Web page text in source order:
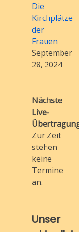
Die
Kirchplätze
der
Frauen
September
28, 2024
Nächste
Live-
Zur Zeit
stehen
keine
Termine
an.
Unser